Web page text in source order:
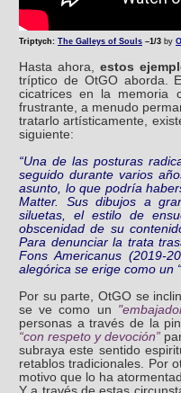
Triptych: The Galleys of Souls –1/3 by
Hasta ahora, estos
tríptico de OtGO aborda.
cicatrices en la memoria
frustrante, a menudo
tratarlo artísticamente,
siguiente:
“Una de las posturas
seguido durante varios
asunto, lo que podría
Matter. Sus dibujos a
siluetas, el estilo de
obscenidad de su
Para denunciar la trata
Fons Americanus (2019-
alegórica se erige como un
Por su parte, OtGO se
se ve como un
personas a través de la
“con respeto y devoción”
subraya este sentido
retablos tradicionales. Por
motivo que lo ha